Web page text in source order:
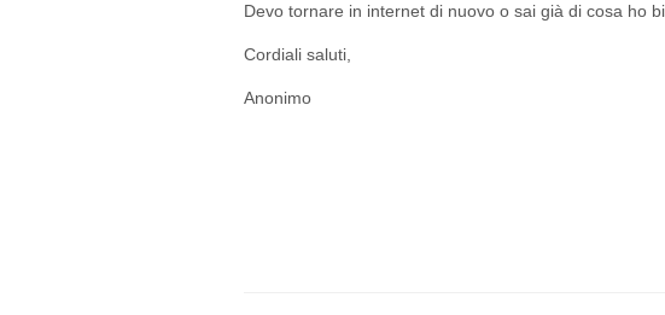
Devo tornare in internet di nuovo o sai già di cosa ho
Cordiali saluti,
Anonimo